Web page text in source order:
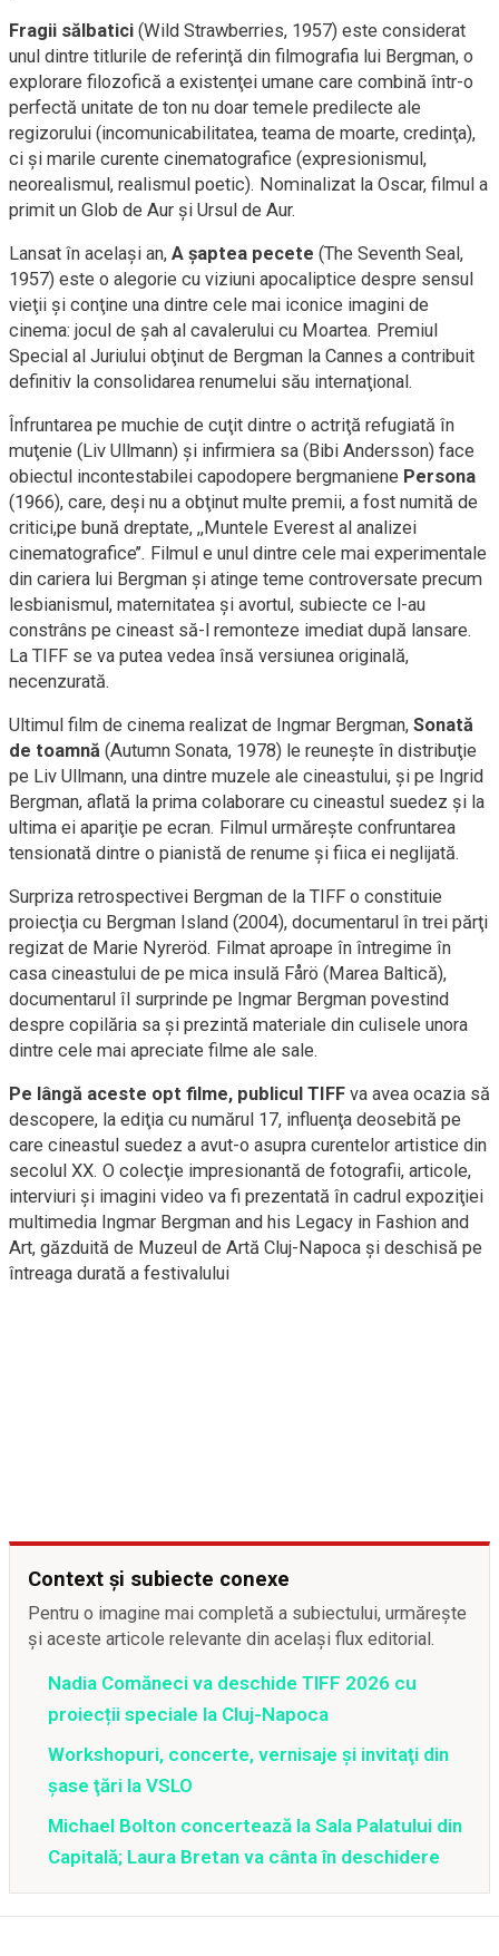
Fragii sălbatici (Wild Strawberries, 1957) este considerat
unul dintre titlurile de referinţă din filmografia lui Bergman, o
explorare filozofică a existenţei umane care combină într-o
perfectă unitate de ton nu doar temele predilecte ale
regizorului (incomunicabilitatea, teama de moarte, credinţa),
ci şi marile curente cinematografice (expresionismul,
neorealismul, realismul poetic). Nominalizat la Oscar, filmul a
primit un Glob de Aur şi Ursul de Aur.
Lansat în acelaşi an, A şaptea pecete (The Seventh Seal,
1957) este o alegorie cu viziuni apocaliptice despre sensul
vieţii şi conţine una dintre cele mai iconice imagini de
cinema: jocul de şah al cavalerului cu Moartea. Premiul
Special al Juriului obţinut de Bergman la Cannes a contribuit
definitiv la consolidarea renumelui său internaţional.
Înfruntarea pe muchie de cuţit dintre o actriţă refugiată în
muţenie (Liv Ullmann) şi infirmiera sa (Bibi Andersson) face
obiectul incontestabilei capodopere bergmaniene Persona
(1966), care, deşi nu a obţinut multe premii, a fost numită de
critici,pe bună dreptate, ,,Muntele Everest al analizei
cinematografice’’. Filmul e unul dintre cele mai experimentale
din cariera lui Bergman şi atinge teme controversate precum
lesbianismul, maternitatea şi avortul, subiecte ce l-au
constrâns pe cineast să-l remonteze imediat după lansare.
La TIFF se va putea vedea însă versiunea originală,
necenzurată.
Ultimul film de cinema realizat de Ingmar Bergman, Sonată
de toamnă (Autumn Sonata, 1978) le reuneşte în distribuţie
pe Liv Ullmann, una dintre muzele ale cineastului, şi pe Ingrid
Bergman, aflată la prima colaborare cu cineastul suedez şi la
ultima ei apariţie pe ecran. Filmul urmăreşte confruntarea
tensionată dintre o pianistă de renume şi fiica ei neglijată.
Surpriza retrospectivei Bergman de la TIFF o constituie
proiecţia cu Bergman Island (2004), documentarul în trei părţi
regizat de Marie Nyreröd. Filmat aproape în întregime în
casa cineastului de pe mica insulă Fårö (Marea Baltică),
documentarul îl surprinde pe Ingmar Bergman povestind
despre copilăria sa şi prezintă materiale din culisele unora
dintre cele mai apreciate filme ale sale.
Pe lângă aceste opt filme, publicul TIFF va avea ocazia să
descopere, la ediţia cu numărul 17, influenţa deosebită pe
care cineastul suedez a avut-o asupra curentelor artistice din
secolul XX. O colecţie impresionantă de fotografii, articole,
interviuri şi imagini video va fi prezentată în cadrul expoziţiei
multimedia Ingmar Bergman and his Legacy in Fashion and
Art, găzduită de Muzeul de Artă Cluj-Napoca şi deschisă pe
întreaga durată a festivalului
Context și subiecte conexe
Pentru o imagine mai completă a subiectului, urmărește
și aceste articole relevante din același flux editorial.
Nadia Comăneci va deschide TIFF 2026 cu
proiecții speciale la Cluj-Napoca
Workshopuri, concerte, vernisaje şi invitaţi din
şase ţări la VSLO
Michael Bolton concertează la Sala Palatului din
Capitală; Laura Bretan va cânta în deschidere